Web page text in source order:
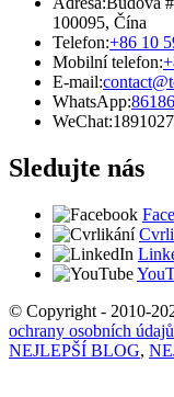
100095, Čína
Telefon:+86 10
Mobilní telefon:
E-mail:
WhatsApp:
WeChat:
Sledujte nás
© Copyright - 2010-
ochrany osobních údajů
NEJLEPŠÍ BLOG,